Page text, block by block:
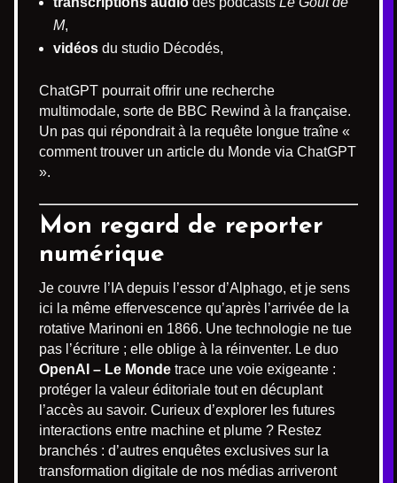
M,
vidéos du studio Décodés,
ChatGPT pourrait offrir une recherche
multimodale, sorte de BBC Rewind à la française.
Un pas qui répondrait à la requête longue traîne «
comment trouver un article du Monde via ChatGPT
».
Mon regard de reporter
numérique
Je couvre l’IA depuis l’essor d’Alphago, et je sens
ici la même effervescence qu’après l’arrivée de la
rotative Marinoni en 1866. Une technologie ne tue
pas l’écriture ; elle oblige à la réinventer. Le duo
OpenAI – Le Monde trace une voie exigeante :
protéger la valeur éditoriale tout en décuplant
l’accès au savoir. Curieux d’explorer les futures
interactions entre machine et plume ? Restez
branchés : d’autres enquêtes exclusives sur la
transformation digitale de nos médias arriveront